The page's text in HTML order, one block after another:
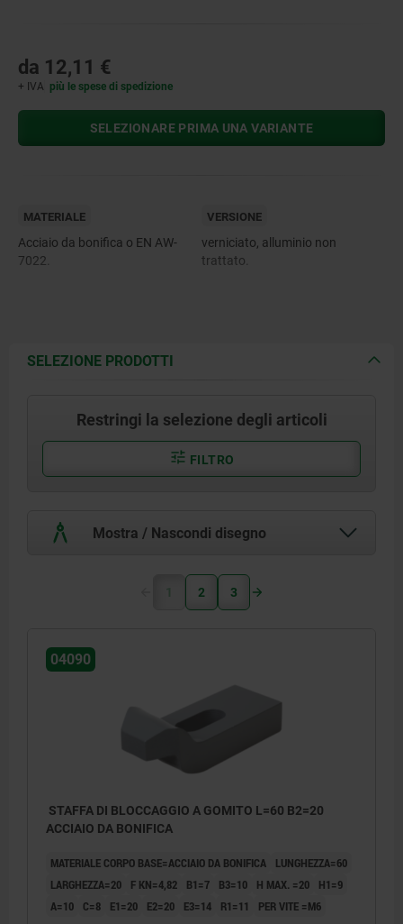
da 12,11 €
+ IVA più le spese di spedizione
SELEZIONARE PRIMA UNA VARIANTE
MATERIALE
Acciaio da bonifica o EN AW-
7022.
VERSIONE
verniciato, alluminio non
trattato.
SELEZIONE PRODOTTI
Restringi la selezione degli articoli
FILTRO
Mostra / Nascondi disegno
1 2 3
04090
STAFFA DI BLOCCAGGIO A GOMITO L=60 B2=20
ACCIAIO DA BONIFICA
MATERIALE CORPO BASE=ACCIAIO DA BONIFICA
LUNGHEZZA=60
LARGHEZZA=20
F KN=4,82 B1=7 B3=10 H MAX. =20
H1=9
A=10
C=8 E1=20 E2=20 E3=14 R1=11 PER VITE =M6